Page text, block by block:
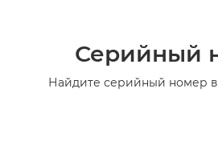
Серийный
Найдите серийный номер